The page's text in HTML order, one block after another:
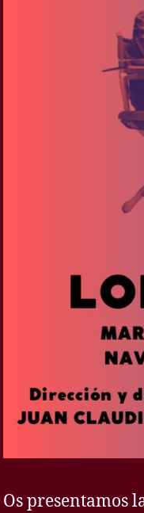
Os presentamos